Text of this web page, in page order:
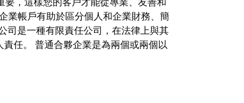
業帳戶有助於區分個人和企業財務、簡
司是一種有限責任公司，在法律上與其
任。 普通合夥企業是為兩個或兩個以